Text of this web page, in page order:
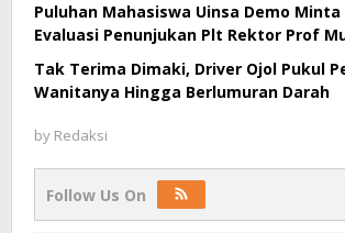
Puluhan Mahasiswa Uinsa Demo
Evaluasi Penunjukan Plt Rektor Prof
Tak Terima Dimaki, Driver Ojol Pukul
Wanitanya Hingga Berlumuran Darah
by Redaksi
Follow Us On